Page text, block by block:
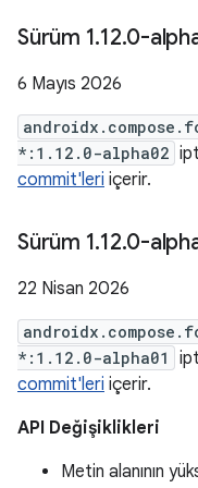
Sürüm 1.12.0-
6 Mayıs 2026
*:1.12.0-alpha02
commit'leri içerir.
Sürüm 1.12.0-
22 Nisan 2026
*:1.12.0-alpha01
commit'leri içerir.
API Değişiklikleri
Metin alanının